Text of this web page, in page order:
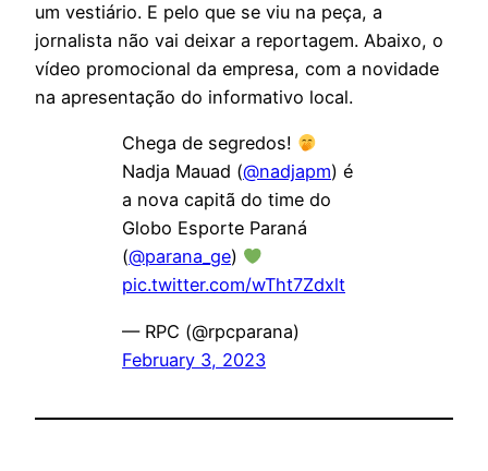
um vestiário. E pelo que se viu na peça, a
jornalista não vai deixar a reportagem. Abaixo, o
vídeo promocional da empresa, com a novidade
na apresentação do informativo local.
Chega de segredos!
Nadja Mauad (@nadjapm) é
a nova capitã do time do
Globo Esporte Paraná
(@parana_ge)
pic.twitter.com/wTht7Zdxlt
— RPC (@rpcparana)
February 3, 2023